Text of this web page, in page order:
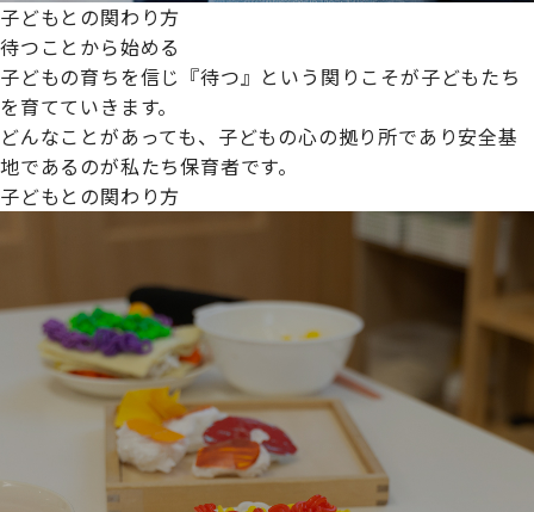
子どもとの関わり方
待つことから始める
子どもの育ちを信じ『待つ』という関りこそが子どもたち
を育てていきます。
どんなことがあっても、子どもの心の拠り所であり安全基
地であるのが私たち保育者です。
子どもとの関わり方